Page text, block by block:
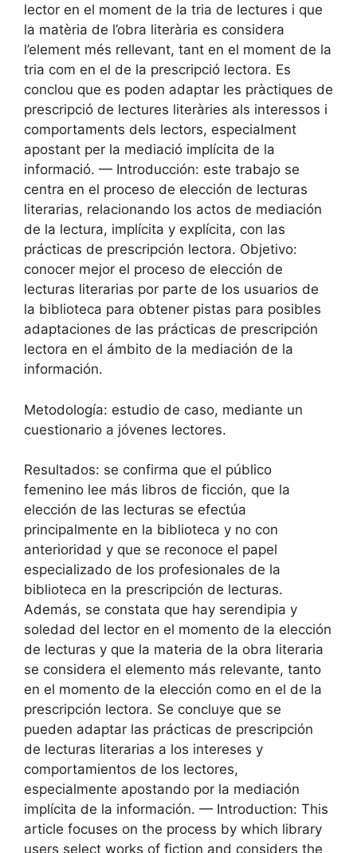
lector en el moment de la tria de lectures i que
la matèria de l’obra literària es considera
l’element més rellevant, tant en el moment de la
tria com en el de la prescripció lectora. Es
conclou que es poden adaptar les pràctiques de
prescripció de lectures literàries als interessos i
comportaments dels lectors, especialment
apostant per la mediació implícita de la
informació. — Introducción: este trabajo se
centra en el proceso de elección de lecturas
literarias, relacionando los actos de mediación
de la lectura, implícita y explícita, con las
prácticas de prescripción lectora. Objetivo:
conocer mejor el proceso de elección de
lecturas literarias por parte de los usuarios de
la biblioteca para obtener pistas para posibles
adaptaciones de las prácticas de prescripción
lectora en el ámbito de la mediación de la
información.
Metodología: estudio de caso, mediante un
cuestionario a jóvenes lectores.
Resultados: se confirma que el público
femenino lee más libros de ficción, que la
elección de las lecturas se efectúa
principalmente en la biblioteca y no con
anterioridad y que se reconoce el papel
especializado de los profesionales de la
biblioteca en la prescripción de lecturas.
Además, se constata que hay serendipia y
soledad del lector en el momento de la elección
de lecturas y que la materia de la obra literaria
se considera el elemento más relevante, tanto
en el momento de la elección como en el de la
prescripción lectora. Se concluye que se
pueden adaptar las prácticas de prescripción
de lecturas literarias a los intereses y
comportamientos de los lectores,
especialmente apostando por la mediación
implícita de la información. — Introduction: This
article focuses on the process by which library
users select works of fiction and considers the